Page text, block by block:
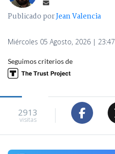
Publicado porJean Valencia
Miércoles 05 Agosto, 2026 | 23:47
Seguimos criterios de
2913
visitas